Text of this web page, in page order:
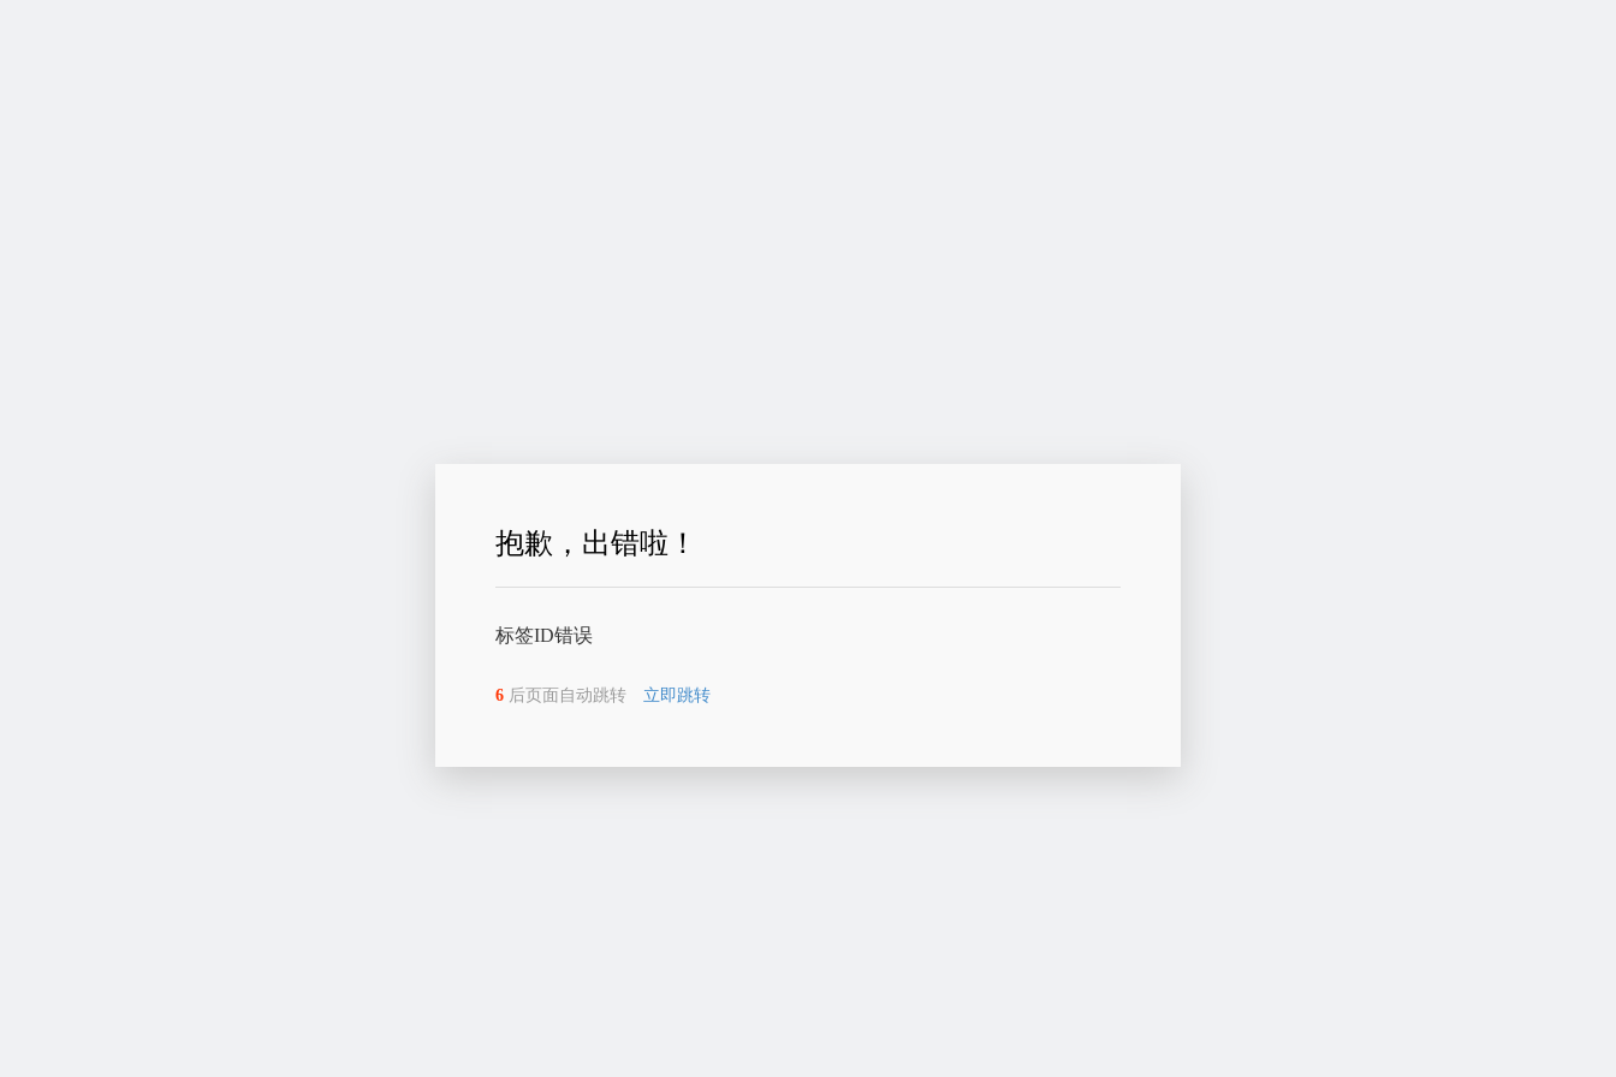
抱歉，出错啦！
标签ID错误
6 后页面自动跳转 立即跳转